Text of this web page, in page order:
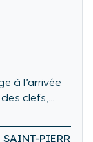
à l’arrivée
clefs,
gérer les
du
SAINT-PIERRE-